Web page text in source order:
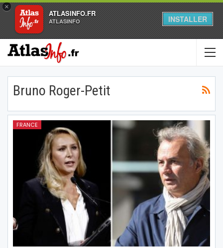
×
ATLASINFO.FR
ATLASINFO INSTALLER
Bruno Roger-Petit
FRANCE